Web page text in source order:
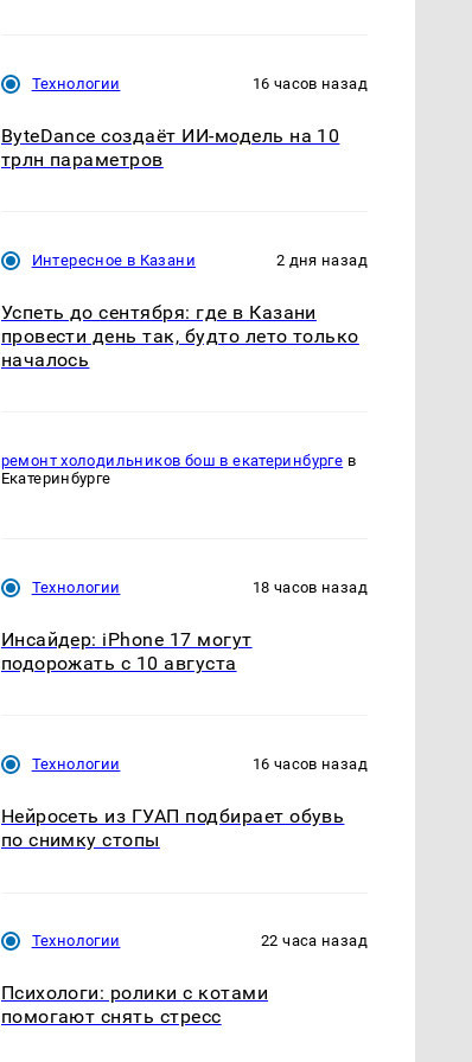
Технологии 16 часов назад
ByteDance создаёт ИИ-модель на 10
трлн параметров
Интересное в Казани 2 дня назад
Успеть до сентября: где в Казани
провести день так, будто лето только
началось
ремонт холодильников бош в екатеринбурге в
Екатеринбурге
Технологии 18 часов назад
Инсайдер: iPhone 17 могут
подорожать с 10 августа
Технологии 16 часов назад
Нейросеть из ГУАП подбирает обувь
по снимку стопы
Технологии 22 часа назад
Психологи: ролики с котами
помогают снять стресс